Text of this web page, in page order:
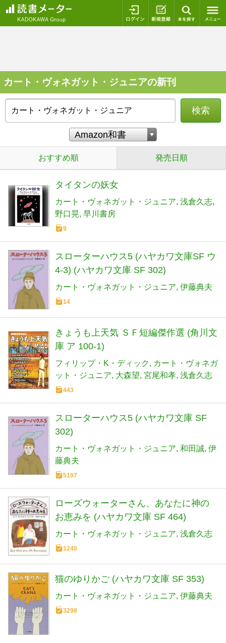
ログイン 新規登録
カート・ヴォネガット・ジュニアの新刊
検索
おすすめ順 発売日順
タイタンの妖女
カート・ヴォネガット・ジュニア 浅倉久志
野口晃 早川書房
9
スローターハウス5 (ハヤカワ文庫SF ウ
4-3) (ハヤカワ文庫 SF 302)
カート・ヴォネガット・ジュニア 伊藤典夫
14
きょうも上天気 ＳＦ短編傑作選 (角川文
庫 ア 100-1)
フィリップ・K・ディック
カート・ヴォネガ
ット・ジュニア 大森望 宮尾和孝 浅倉久志
443
スローターハウス5 (ハヤカワ文庫 SF
302)
カート・ヴォネガット・ジュニア 和田誠 伊
藤典夫
5197
ローズウォーターさん、あなたに神の
お恵みを (ハヤカワ文庫 SF 464)
カート・ヴォネガット・ジュニア 浅倉久志
1240
猫のゆりかご (ハヤカワ文庫 SF 353)
カート・ヴォネガット・ジュニア 伊藤典夫
3298